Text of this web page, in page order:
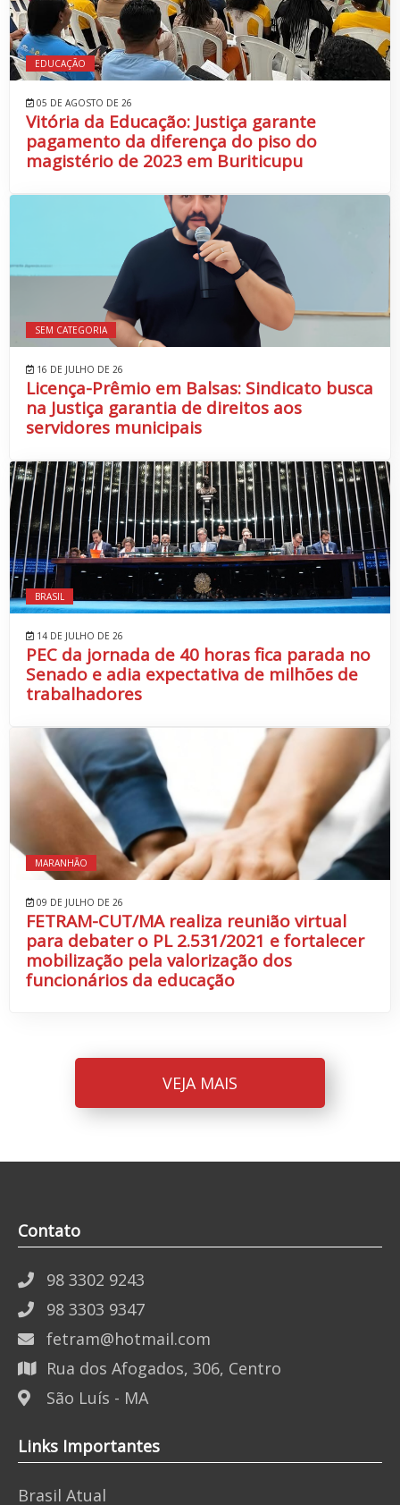
EDUCAÇÃO
05 DE AGOSTO DE 26
Vitória da Educação: Justiça garante
pagamento da diferença do piso do
magistério de 2023 em Buriticupu
SEM CATEGORIA
16 DE JULHO DE 26
Licença-Prêmio em Balsas: Sindicato busca
na Justiça garantia de direitos aos
servidores municipais
BRASIL
14 DE JULHO DE 26
PEC da jornada de 40 horas fica parada no
Senado e adia expectativa de milhões de
trabalhadores
MARANHÃO
09 DE JULHO DE 26
FETRAM-CUT/MA realiza reunião virtual
para debater o PL 2.531/2021 e fortalecer
mobilização pela valorização dos
funcionários da educação
VEJA MAIS
Contato
98 3302 9243
98 3303 9347
fetram@hotmail.com
Rua dos Afogados, 306, Centro
São Luís - MA
Links Importantes
Brasil Atual